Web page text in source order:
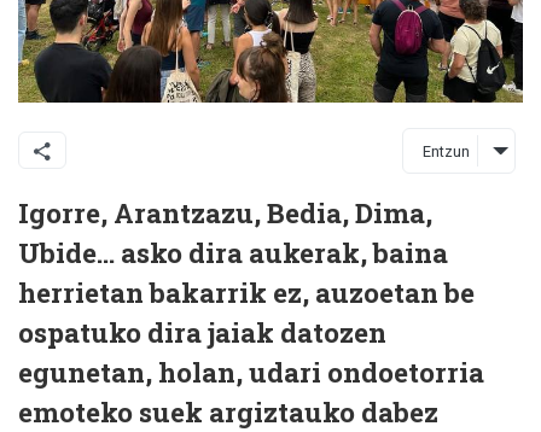
Entzun
Igorre, Arantzazu, Bedia, Dima,
Ubide… asko dira aukerak, baina
herrietan bakarrik ez, auzoetan be
ospatuko dira jaiak datozen
egunetan, holan, udari ondoetorria
emoteko suek argiztauko dabez